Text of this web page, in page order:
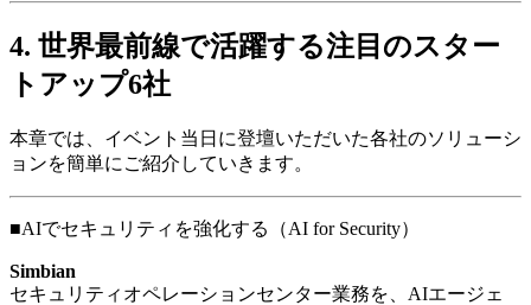
4. 世界最前線で活躍する注目のスター
トアップ6社
本章では、イベント当日に登壇いただいた各社のソリューシ
ョンを簡単にご紹介していきます。
■AIでセキュリティを強化する（AI for Security）
Simbian
セキュリティオペレーションセンター業務を、AIエージェ